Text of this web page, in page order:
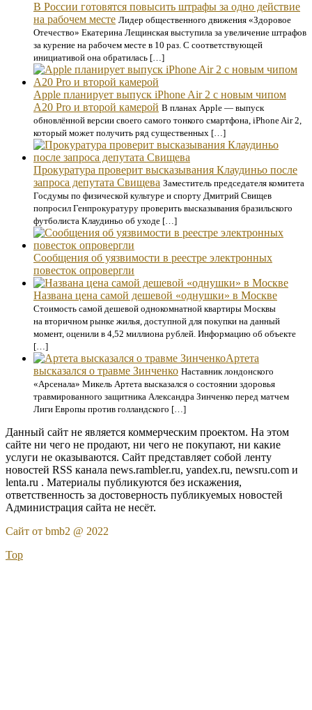
В России готовятся повысить штрафы за одно действие
на рабочем месте Лидер общественного движения «Здоровое
Отечество» Екатерина Лещинская выступила за увеличение штрафов
за курение на рабочем месте в 10 раз. С соответствующей
инициативой она обратилась […]
Apple планирует выпуск iPhone Air 2 с новым чипом
A20 Pro и второй камерой В планах Apple — выпуск
обновлённой версии своего самого тонкого смартфона, iPhone Air 2,
который может получить ряд существенных […]
Прокуратура проверит высказывания Клаудиньо после
запроса депутата Свищева Заместитель председателя комитета
Госдумы по физической культуре и спорту Дмитрий Свищев
попросил Генпрокуратуру проверить высказывания бразильского
футболиста Клаудиньо об уходе […]
Сообщения об уязвимости в реестре электронных
повесток опровергли
Названа цена самой дешевой «однушки» в Москве
Стоимость самой дешевой однокомнатной квартиры Москвы
на вторичном рынке жилья, доступной для покупки на данный
момент, оценили в 4,52 миллиона рублей. Информацию об объекте
[…]
Артета
высказался о травме Зинченко Наставник лондонского
«Арсенала» Микель Артета высказался о состоянии здоровья
травмированного защитника Александра Зинченко перед матчем
Лиги Европы против голландского […]
Данный сайт не является коммерческим проектом. На этом
сайте ни чего не продают, ни чего не покупают, ни какие
услуги не оказываются. Сайт представляет собой ленту
новостей RSS канала news.rambler.ru, yandex.ru, newsru.com и
lenta.ru . Материалы публикуются без искажения,
ответственность за достоверность публикуемых новостей
Администрация сайта не несёт.
Сайт от bmb2 @ 2022
Top